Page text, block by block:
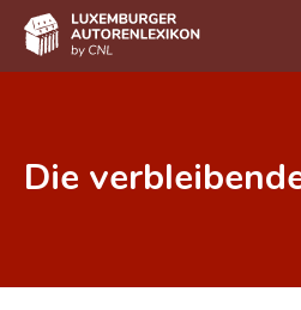
Die